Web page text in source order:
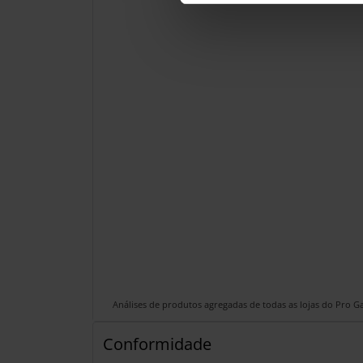
Análises de produtos agregadas de todas as lojas do Pro
Conformidade